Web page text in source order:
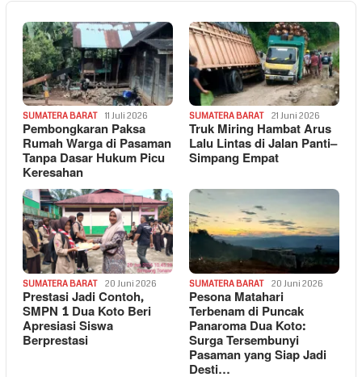
SUMATERA BARAT 11 Juli 2026
Pembongkaran Paksa
Rumah Warga di Pasaman
Tanpa Dasar Hukum Picu
Keresahan
SUMATERA BARAT 21 Juni 2026
Truk Miring Hambat Arus
Lalu Lintas di Jalan Panti–
Simpang Empat
SUMATERA BARAT 20 Juni 2026
Prestasi Jadi Contoh,
SMPN 1 Dua Koto Beri
Apresiasi Siswa
Berprestasi
SUMATERA BARAT 20 Juni 2026
Pesona Matahari
Terbenam di Puncak
Panaroma Dua Koto:
Surga Tersembunyi
Pasaman yang Siap Jadi
Desti…